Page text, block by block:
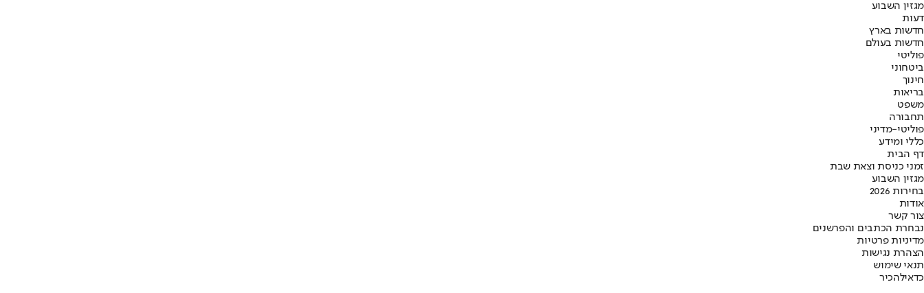
מגזין השבוע
דעות
חדשות בארץ
חדשות בעולם
פוליטי
ביטחוני
חינוך
בריאות
משפט
תחבורה
פוליטי-מדיני
כללי ומידע
דף הבית
זמני כניסת וצאת שבת
מגזין השבוע
בחירות 2026
אודות
צור קשר
נבחרת הכתבים והפרשנים
מדיניות פרטיות
הצהרת נגישות
תנאי שימוש
כדאילהכיר